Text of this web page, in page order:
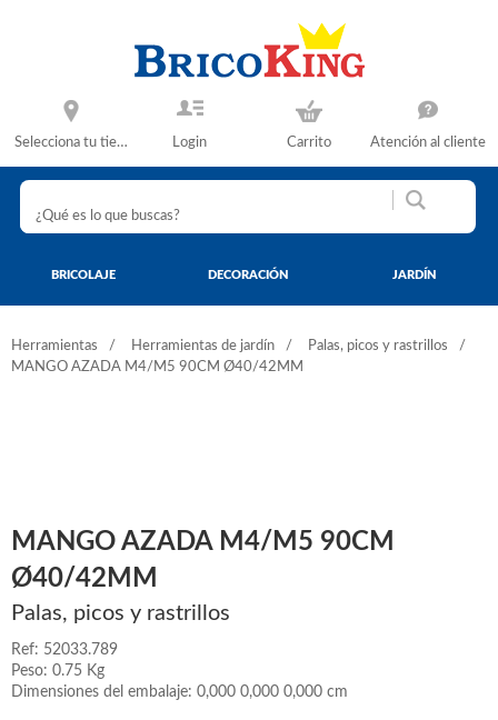
Selecciona tu tienda Login Carrito Atención al cliente
BRICOLAJE DECORACIÓN JARDÍN
Herramientas Herramientas de jardín
Palas, picos y rastrillos
MANGO AZADA M4/M5 90CM Ø40/42MM
MANGO AZADA M4/M5 90CM
Ø40/42MM
Palas, picos y rastrillos
Ref: 52033.789
Peso: 0.75 Kg
Dimensiones del embalaje: 0,000 0,000 0,000 cm